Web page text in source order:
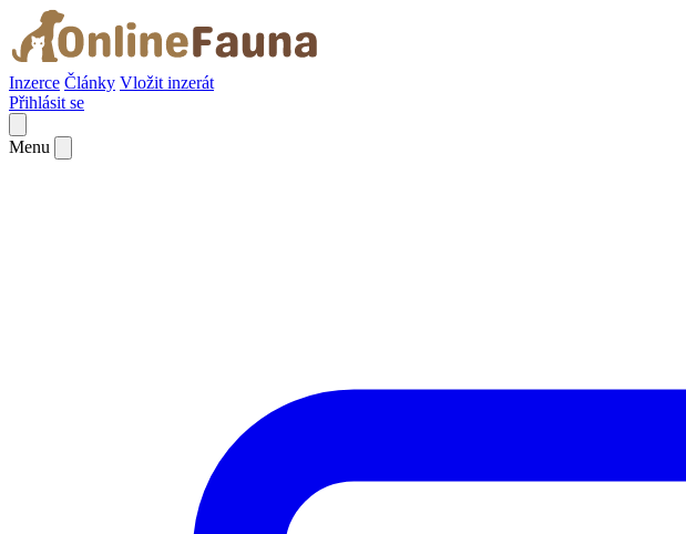
Inzerce Články Vložit inzerát
Přihlásit se
Menu